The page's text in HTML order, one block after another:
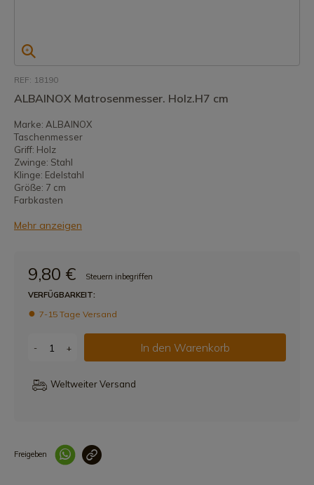
REF: 18190
ALBAINOX Matrosenmesser. Holz.H7 cm
Marke: ALBAINOX
Taschenmesser
Griff: Holz
Zwinge: Stahl
Klinge: Edelstahl
Größe: 7 cm
Farbkasten
Mehr anzeigen
9,80 €
Steuern inbegriffen
VERFÜGBARKEIT:
7-15 Tage Versand
- + In den Warenkorb
Weltweiter Versand
Freigeben